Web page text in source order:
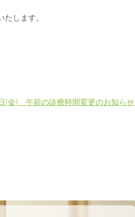
します。
(金) 午前の診療時間変更のお知らせ